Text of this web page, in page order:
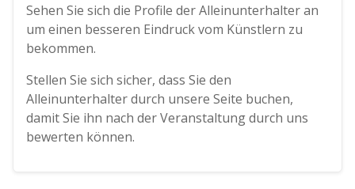
Sehen Sie sich die Profile der Alleinunterhalter an
um einen besseren Eindruck vom Künstlern zu
bekommen.
Stellen Sie sich sicher, dass Sie den
Alleinunterhalter durch unsere Seite buchen,
damit Sie ihn nach der Veranstaltung durch uns
bewerten können.